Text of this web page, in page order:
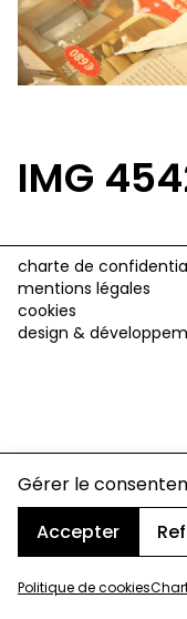
Gérer le
Accepter
Politique de cookies
A
IMG
charte de
mentions légales
cookies
design &